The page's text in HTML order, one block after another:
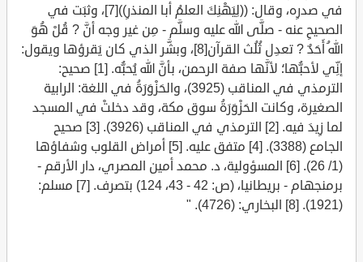
في صدرِه، وقال: ((لِيَهْنِكَ العلمُ أبا المنذرِ))[7]، وثبَت في
الصحيحِ عنه - صلَّى الله عليه وسلَّم - مِن غير وجه أنَّ ? قُلْ هُوَ
اللهُ أَحَدٌ ? تعدِل ثُلُث القرآن[8]، وبشَّر الذي كان يَقرؤها ويقول:
إنِّي لأحبُّها؛ لأنَّها صفة الرحمن، بأنَّ الله يُحبُّه. [1] صحيح:
الترمذي في المناقب (3925)، والحَزْوَرَةُ في اللغة: الرابية
الصغيرة، وكانت الحَزْوَرَةُ سوق مكة، وقد دخلتْ في المسجد
لما زِيدَ فيه. [2] الترمذي في المناقب (3926). [3] صحيح
الجامع (3388). [4] متفق عليه. [5] أمراض القلوب وشفاؤها
(1/ 26). [6] المسؤولية، د. محمد أمين المصري، دار الأرقم -
برمنجهام - بريطانيا، (ص: 42 - 43، 124) بتصرف. [7] مسلم:
(1921). [8] البخاري: (4726). "